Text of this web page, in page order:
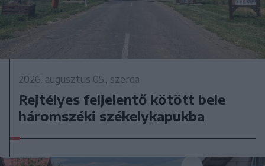
2026. augusztus 05., szerda
Rejtélyes feljelentő kötött bele
háromszéki székelykapukba